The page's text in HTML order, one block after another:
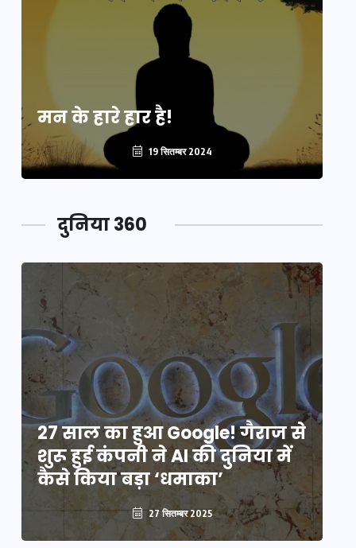
मन के हारे हार है!
19 सितम्बर 2024
दुनिया 360
27 साल का हुआ Google! गैराज से
शुरू हुई कंपनी ने AI की दुनिया में
कैसे किया बड़ा ‘धमाका’
27 सितम्बर 2025